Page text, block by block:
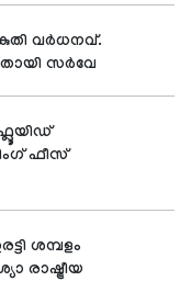
വർധനവ്.
സർവേ
ഫീസ്
ശമ്പളം
രാഷ്ട്രീയ